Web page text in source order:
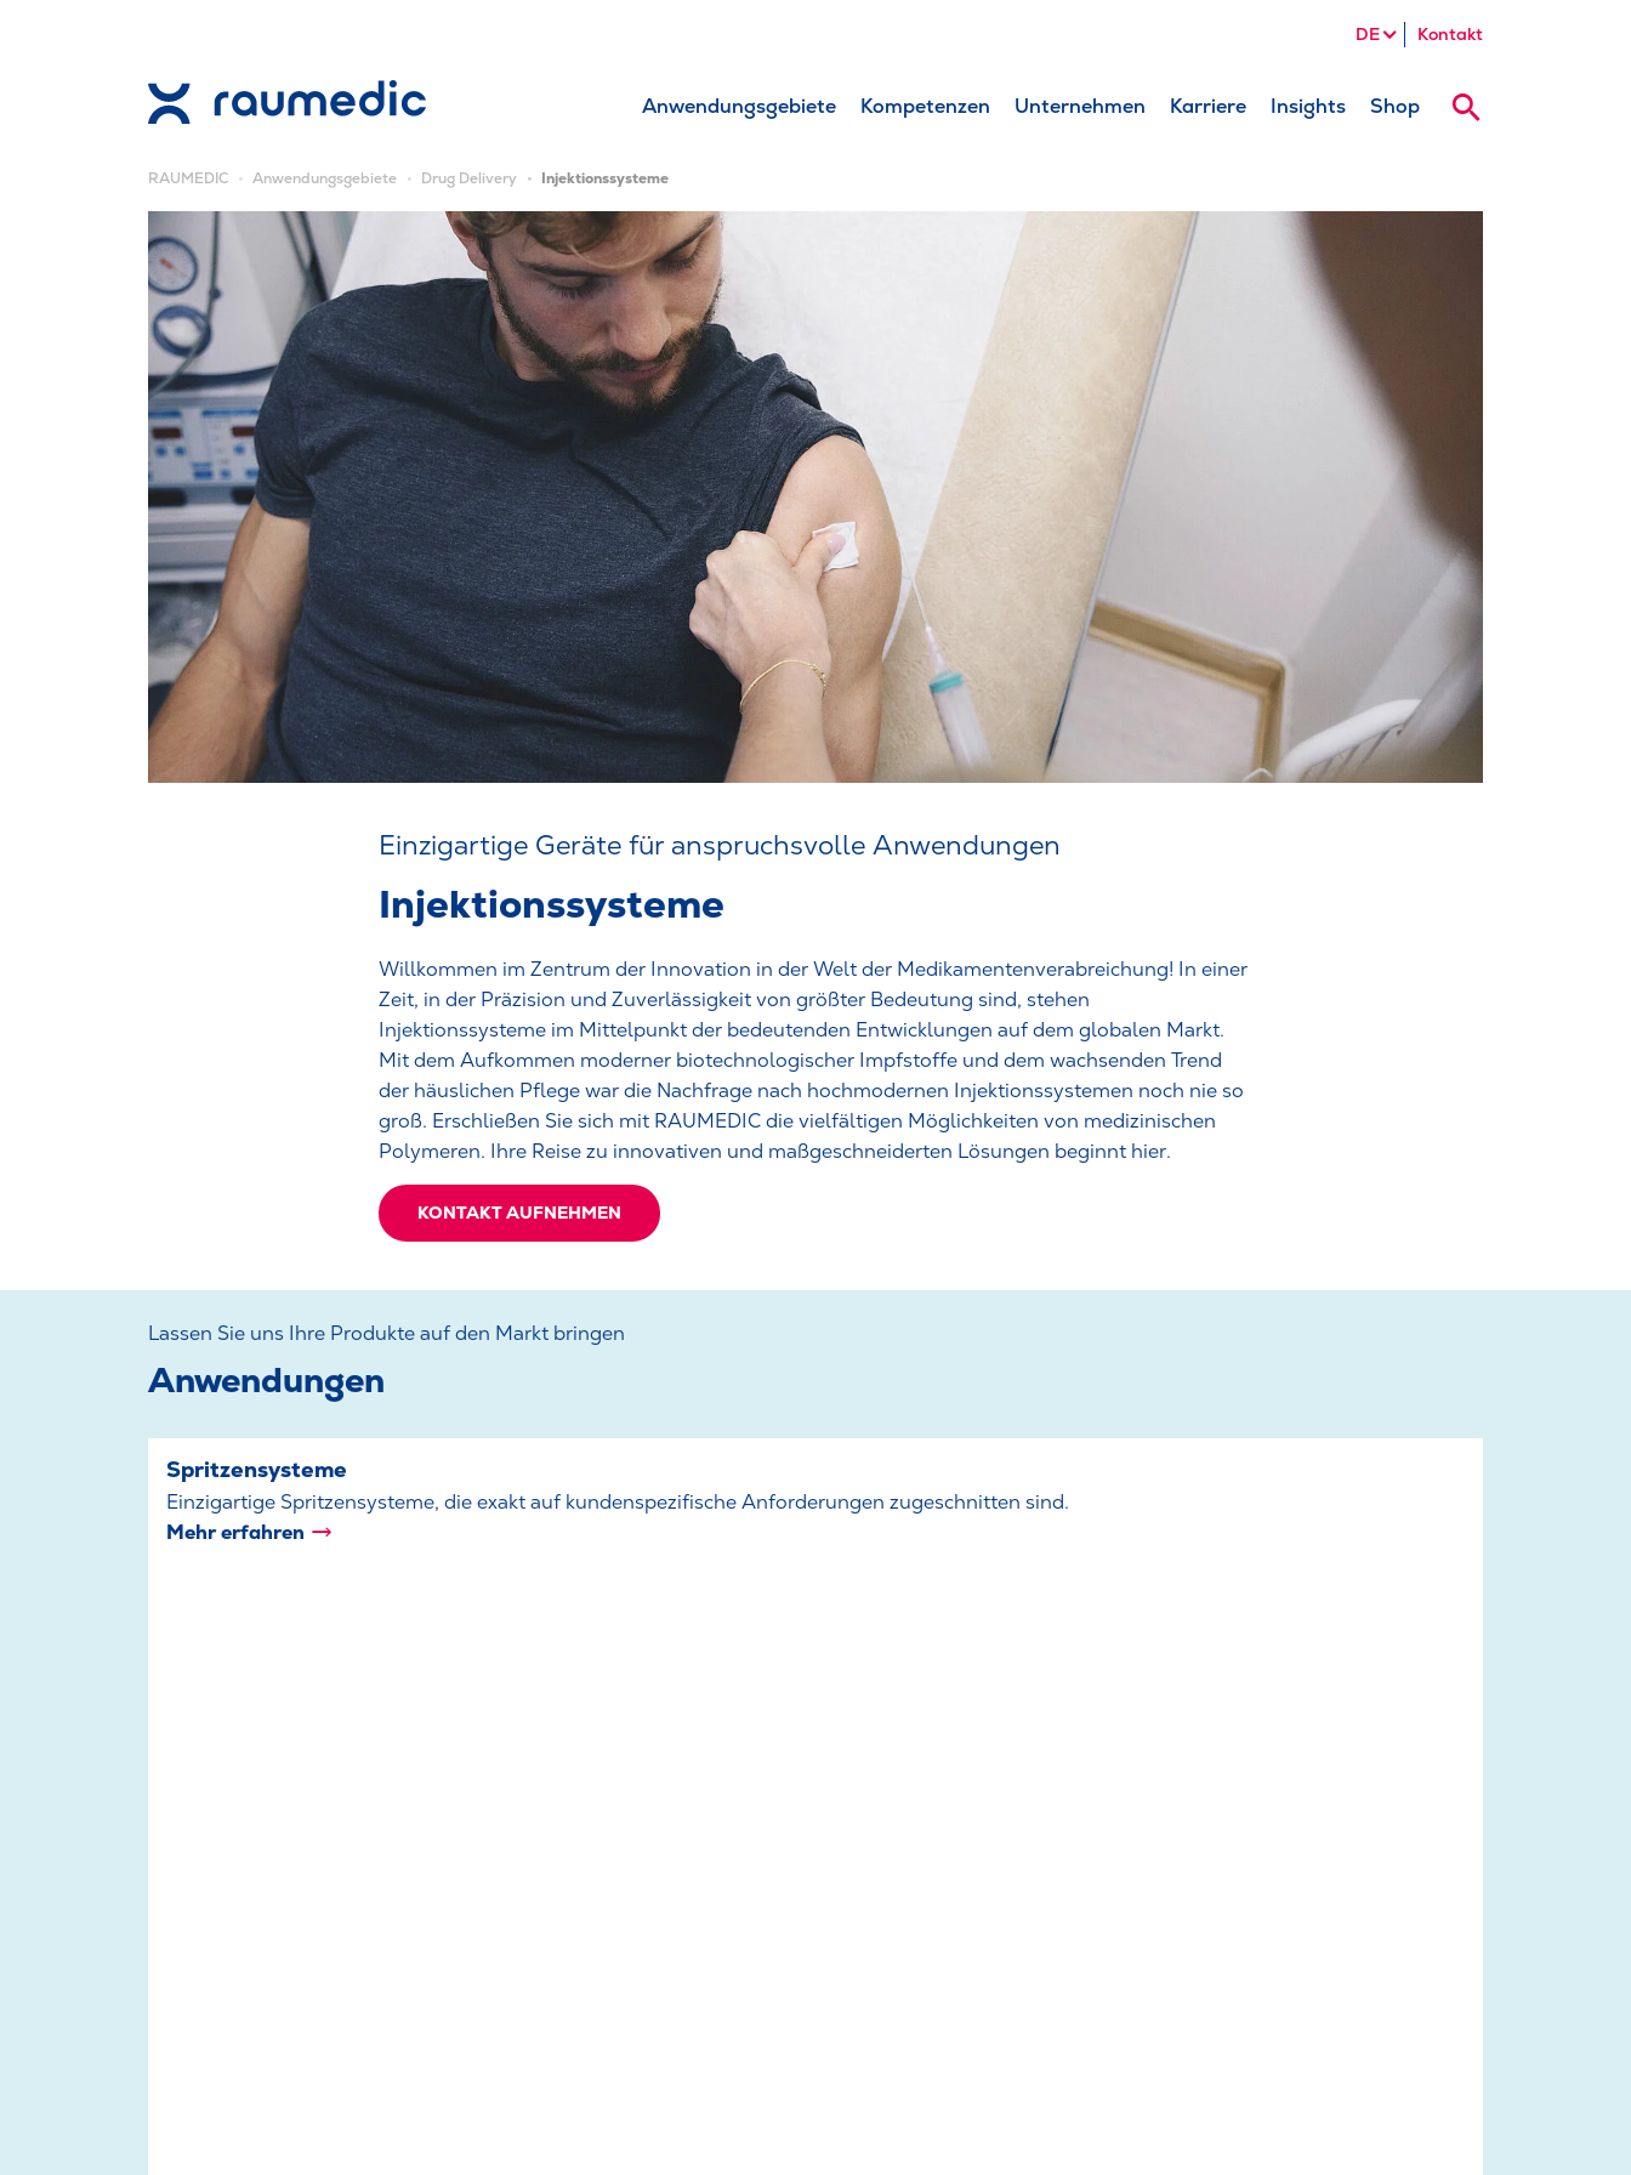
DE Kontakt
Anwendungsgebiete Kompetenzen Unternehmen Karriere Insights Shop
RAUMEDIC Anwendungsgebiete Drug Delivery Injektionssysteme
Einzigartige Geräte für anspruchsvolle Anwendungen
Injektionssysteme
Willkommen im Zentrum der Innovation in der Welt der Medikamentenverabreichung! In einer
Zeit, in der Präzision und Zuverlässigkeit von größter Bedeutung sind, stehen
Injektionssysteme im Mittelpunkt der bedeutenden Entwicklungen auf dem globalen Markt.
Mit dem Aufkommen moderner biotechnologischer Impfstoffe und dem wachsenden Trend
der häuslichen Pflege war die Nachfrage nach hochmodernen Injektionssystemen noch nie so
groß. Erschließen Sie sich mit RAUMEDIC die vielfältigen Möglichkeiten von medizinischen
Polymeren. Ihre Reise zu innovativen und maßgeschneiderten Lösungen beginnt hier.
KONTAKT AUFNEHMEN
Lassen Sie uns Ihre Produkte auf den Markt bringen
Anwendungen
Spritzensysteme
Einzigartige Spritzensysteme, die exakt auf kundenspezifische Anforderungen zugeschnitten sind.
Mehr erfahren